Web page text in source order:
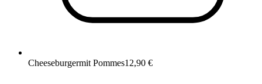
Cheeseburgermit Pommes12,90 €